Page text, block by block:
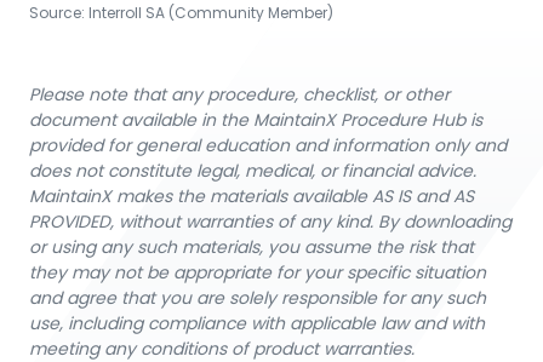
Source: Interroll SA (Community Member)
Please note that any procedure, checklist, or other
document available in the MaintainX Procedure Hub is
provided for general education and information only and
does not constitute legal, medical, or financial advice.
MaintainX makes the materials available AS IS and AS
PROVIDED, without warranties of any kind. By downloading
or using any such materials, you assume the risk that
they may not be appropriate for your specific situation
and agree that you are solely responsible for any such
use, including compliance with applicable law and with
meeting any conditions of product warranties.